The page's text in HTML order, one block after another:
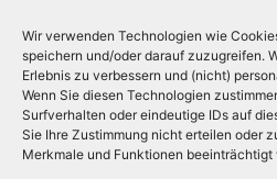
Wir verwenden Technologien wie
speichern und/oder darauf zuzugreifen.
Erlebnis zu verbessern und (nicht)
Wenn Sie diesen Technologien
Surfverhalten oder eindeutige IDs auf
Sie Ihre Zustimmung nicht erteilen oder
Merkmale und Funktionen beeinträchtigt
Folge uns auf Social